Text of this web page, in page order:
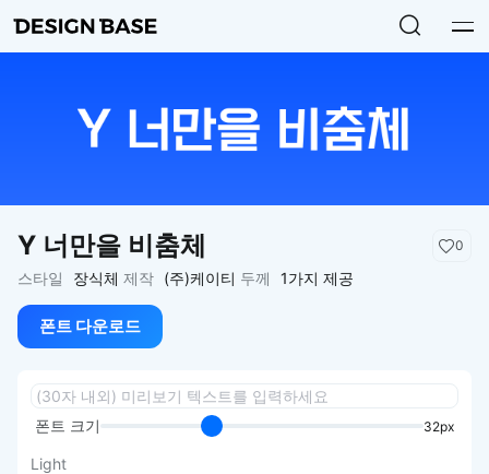
Y 너만을 비춤체 0
스타일 장식체 제작 (주)케이티 두께 1가지 제공
폰트 다운로드
폰트 크기 32px
Light